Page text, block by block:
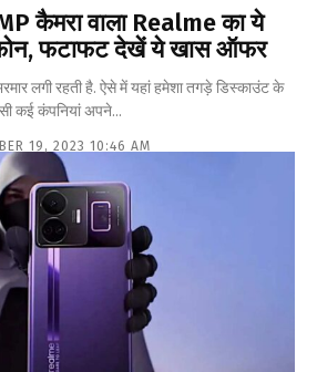
कैमरा वाला Realme का ये
फोन, फटाफट देखें ये खास ऑफर
लगी रहती है. ऐसे में यहां हमेशा तगड़े डिस्काउंट के
कई कंपनियां अपने...
19, 2023 10:46 AM